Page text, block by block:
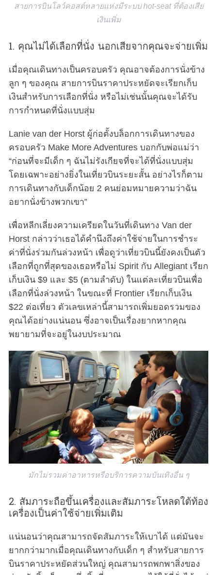
สายการบินโลว์คอสต์หลายแห่งมีระบบ hot-seat ที่ต้องเสีย
เงินเพิ่ม
1. คุณไม่ได้เลือกที่นั่ง นอกเสียจากคุณจะจ่ายเพิ่ม
เมื่อคุณเดินทางเป็นครอบครัว คุณอาจต้องการนั่งข้าง
ลูก ๆ ของคุณ สายการบินราคาประหยัดจะเรียกเก็บ
เงินสำหรับการเลือกที่นั่ง หรือไม่เช่นนั้นคุณจะได้รับ
การกำหนดที่นั่งแบบสุ่ม
Lanie van der Horst ผู้ก่อตั้งบล็อกการเดินทางของ
ครอบครัว Make More Adventures บอกกับพ่อแม่ว่า
“ก่อนที่จะมีเด็ก ๆ ฉันไม่รังเกียจที่จะได้ที่นั่งแบบสุ่ม
โดยเฉพาะอย่างยิ่งในเที่ยวบินระยะสั้น อย่างไรก็ตาม
การเดินทางกับเด็กน้อย 2 คนย่อมหมายความว่าฉัน
อยากนั่งข้างพวกเขา”
เพื่อหลีกเลี่ยงความเครียดในวันที่เดินทาง Van der
Horst กล่าวว่าเธอได้คำนึงถึงค่าใช้จ่ายในการชำระ
ค่าที่นั่งร่วมกันล่วงหน้า เพื่อดูว่าเที่ยวบินนี้ยังคงเป็นตัว
เลือกที่ถูกที่สุดของเธอหรือไม่ Spirit กับ Allegiant เรียก
เก็บเงิน $9 และ $5 (ตามลำดับ) ในแต่ละเที่ยวบินเพื่อ
เลือกที่นั่งล่วงหน้า ในขณะที่ Frontier เรียกเก็บเงิน
$22 ต่อเที่ยว ตัวเลขเหล่านี้สามารถเพิ่มยอดรวมของ
คุณได้อย่างแน่นอน ซึ่งอาจเป็นเรื่องยากหากคุณ
พยายามที่จะอยู่ในงบประมาณ
มักไม่รวมค่าอาหารหรือบริการความบันเทิงอื่น ๆ
2. สัมภาระถือขึ้นเครื่องและสัมภาระโหลดใต้ท้อง
เครื่องเป็นค่าใช้จ่ายเพิ่มเติม
แน่นอนว่าคุณสามารถจัดสัมภาระให้เบาได้ แต่มันจะ
ยากกว่ามากเมื่อคุณเดินทางกับเด็ก ๆ สำหรับสายการ
บินราคาประหยัดส่วนใหญ่ คุณสามารถพกพาสิ่งของ